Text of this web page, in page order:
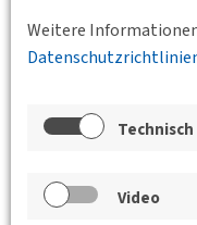
Weitere
Video
Standort